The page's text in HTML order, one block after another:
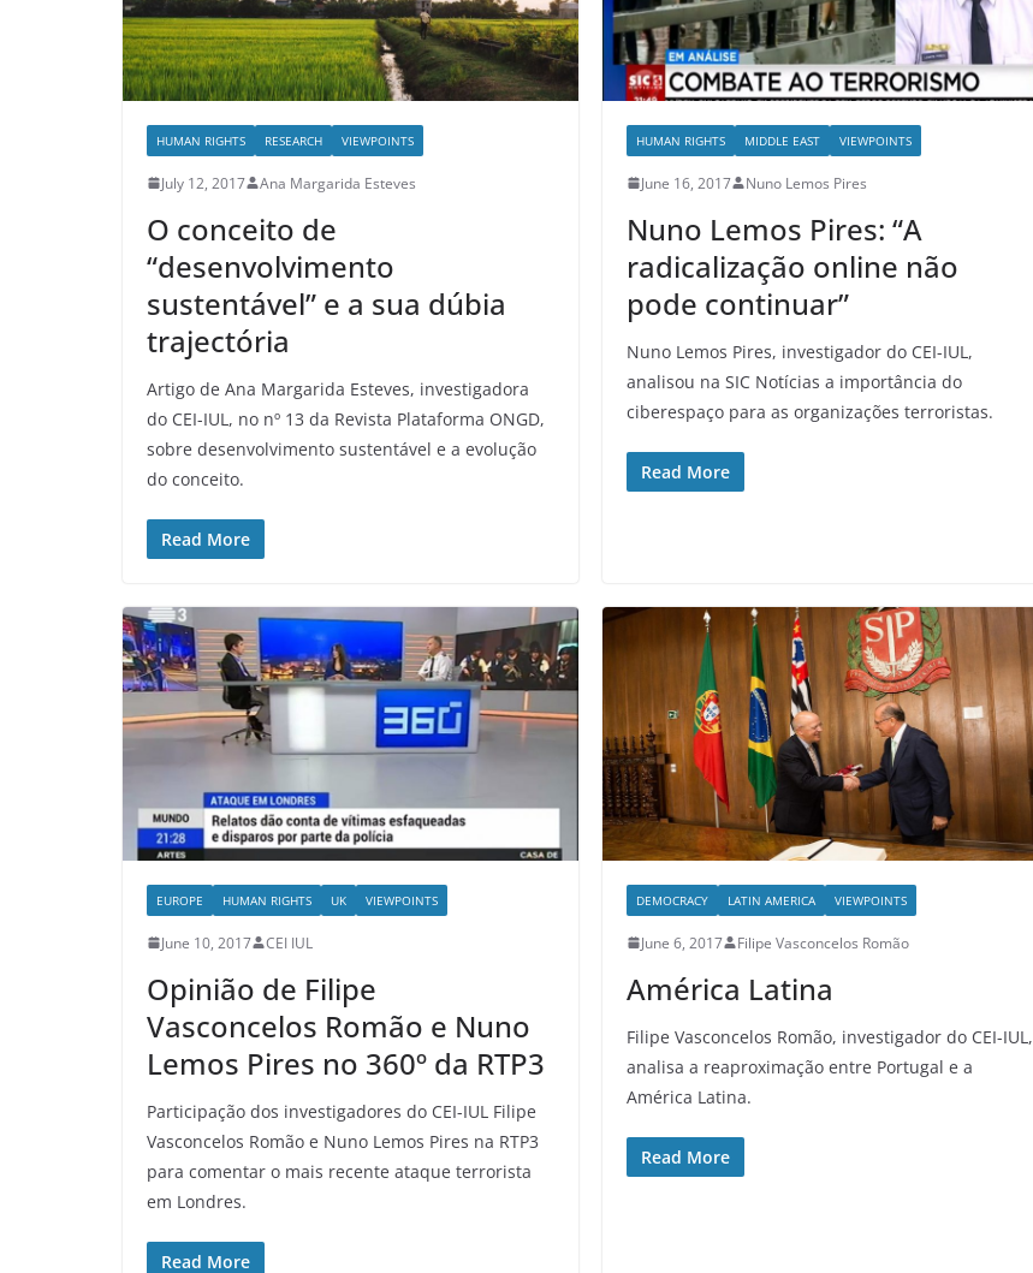
HUMAN RIGHTS RESEARCH VIEWPOINTS
July 12, 2017 Ana Margarida Esteves
O conceito de
“desenvolvimento
sustentável” e a sua dúbia
trajectória
Artigo de Ana Margarida Esteves, investigadora
do CEI-IUL, no nº 13 da Revista Plataforma ONGD,
sobre desenvolvimento sustentável e a evolução
do conceito.
Read More
HUMAN RIGHTS MIDDLE EAST VIEWPOINTS
June 16, 2017 Nuno Lemos Pires
Nuno Lemos Pires: “A
radicalização online não
pode continuar”
Nuno Lemos Pires, investigador do CEI-IUL,
analisou na SIC Notícias a importância do
ciberespaço para as organizações terroristas.
Read More
EUROPE HUMAN RIGHTS UK VIEWPOINTS
June 10, 2017 CEI IUL
Opinião de Filipe
Vasconcelos Romão e Nuno
Lemos Pires no 360º da RTP3
Participação dos investigadores do CEI-IUL Filipe
Vasconcelos Romão e Nuno Lemos Pires na RTP3
para comentar o mais recente ataque terrorista
em Londres.
Read More
DEMOCRACY LATIN AMERICA VIEWPOINTS
June 6, 2017 Filipe Vasconcelos Romão
América Latina
Filipe Vasconcelos Romão, investigador do CEI-IUL,
analisa a reaproximação entre Portugal e a
América Latina.
Read More